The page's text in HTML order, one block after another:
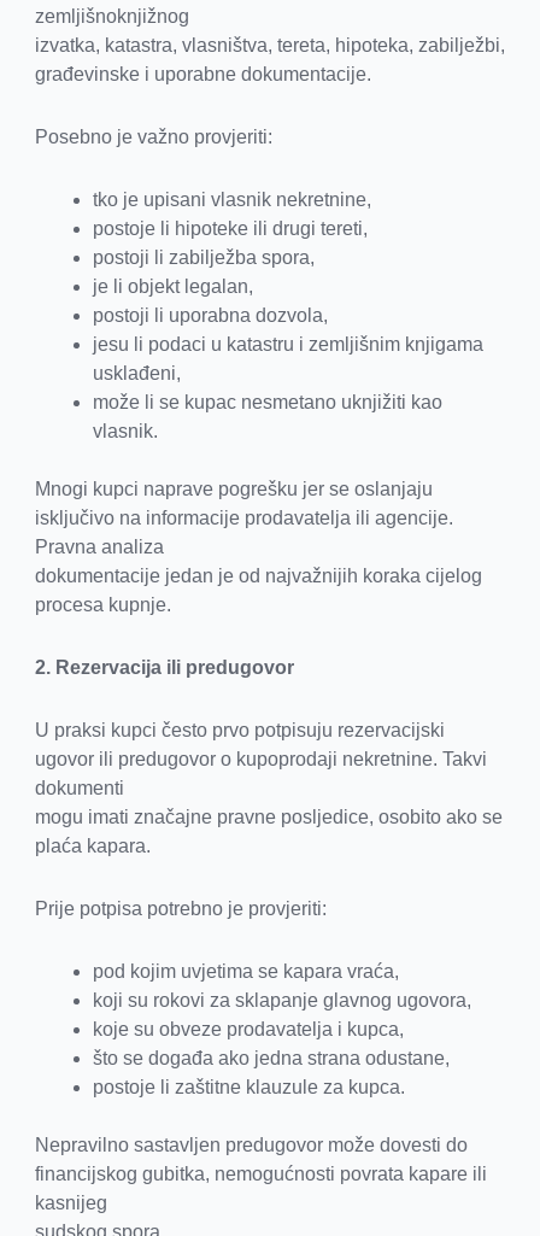
zemljišnoknjižnog
izvatka, katastra, vlasništva, tereta, hipoteka, zabilježbi,
građevinske i uporabne dokumentacije.
Posebno je važno provjeriti:
tko je upisani vlasnik nekretnine,
postoje li hipoteke ili drugi tereti,
postoji li zabilježba spora,
je li objekt legalan,
postoji li uporabna dozvola,
jesu li podaci u katastru i zemljišnim knjigama
usklađeni,
može li se kupac nesmetano uknjižiti kao
vlasnik.
Mnogi kupci naprave pogrešku jer se oslanjaju
isključivo na informacije prodavatelja ili agencije.
Pravna analiza
dokumentacije jedan je od najvažnijih koraka cijelog
procesa kupnje.
2. Rezervacija ili predugovor
U praksi kupci često prvo potpisuju rezervacijski
ugovor ili predugovor o kupoprodaji nekretnine. Takvi
dokumenti
mogu imati značajne pravne posljedice, osobito ako se
plaća kapara.
Prije potpisa potrebno je provjeriti:
pod kojim uvjetima se kapara vraća,
koji su rokovi za sklapanje glavnog ugovora,
koje su obveze prodavatelja i kupca,
što se događa ako jedna strana odustane,
postoje li zaštitne klauzule za kupca.
Nepravilno sastavljen predugovor može dovesti do
financijskog gubitka, nemogućnosti povrata kapare ili
kasnijeg
sudskog spora.